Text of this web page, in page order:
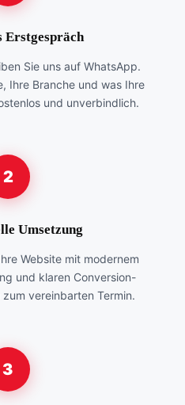
Erstgespräch
Sie uns auf WhatsApp.
Ihre Branche und was Ihre
und unverbindlich.
2
Umsetzung
Website mit modernem
und klaren Conversion-
vereinbarten Termin.
3